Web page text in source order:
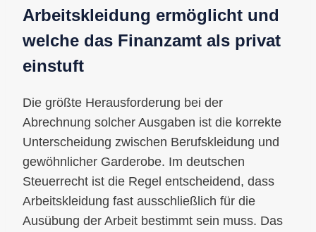
Arbeitskleidung ermöglicht und
welche das Finanzamt als privat
einstuft
Die größte Herausforderung bei der
Abrechnung solcher Ausgaben ist die korrekte
Unterscheidung zwischen Berufskleidung und
gewöhnlicher Garderobe. Im deutschen
Steuerrecht ist die Regel entscheidend, dass
Arbeitskleidung fast ausschließlich für die
Ausübung der Arbeit bestimmt sein muss. Das